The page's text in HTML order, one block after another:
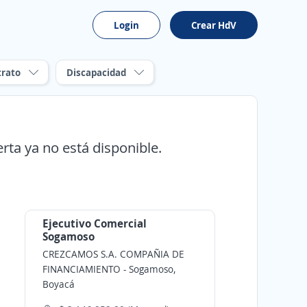
Login Crear HdV
Discapacidad
ya no está disponible.
Ejecutivo Comercial
Sogamoso
CREZCAMOS S.A. COMPAÑIA DE
FINANCIAMIENTO - Sogamoso,
Boyacá